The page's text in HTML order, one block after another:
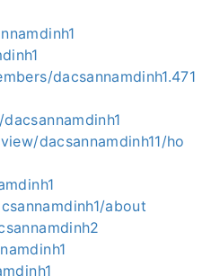
dacsannamdinh1.471
dacsannamdinh11/ho
about